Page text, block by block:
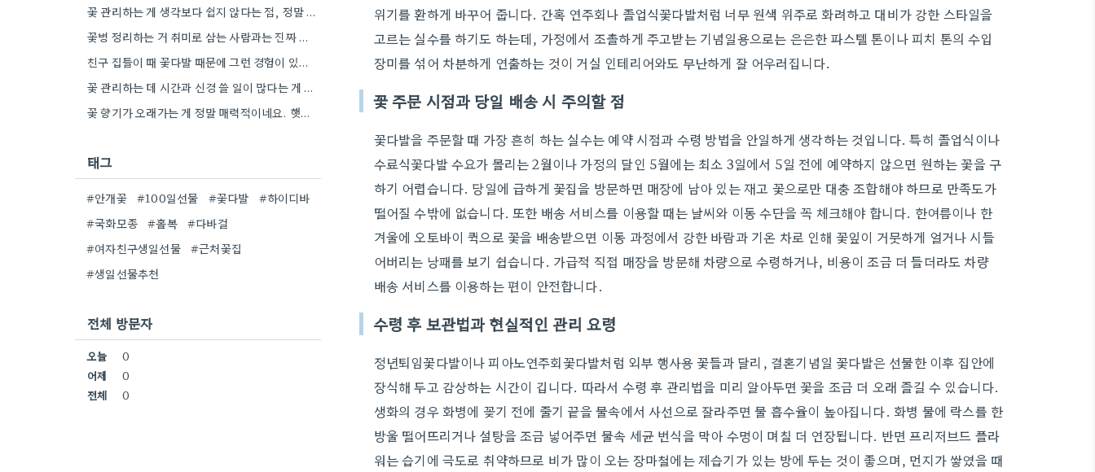
위기를 환하게 바꾸어 줍니다. 간혹 연주회나 졸업식꽃다발처럼 너무 원색 위주로 화려하고 대비가 강한 스타일을
고르는 실수를 하기도 하는데, 가정에서 조촐하게 주고받는 기념일용으로는 은은한 파스텔 톤이나 피치 톤의 수입
장미를 섞어 차분하게 연출하는 것이 거실 인테리어와도 무난하게 잘 어우러집니다.
꽃 주문 시점과 당일 배송 시 주의할 점
꽃다발을 주문할 때 가장 흔히 하는 실수는 예약 시점과 수령 방법을 안일하게 생각하는 것입니다. 특히 졸업식이나
수료식꽃다발 수요가 몰리는 2월이나 가정의 달인 5월에는 최소 3일에서 5일 전에 예약하지 않으면 원하는 꽃을 구
하기 어렵습니다. 당일에 급하게 꽃집을 방문하면 매장에 남아 있는 재고 꽃으로만 대충 조합해야 하므로 만족도가
떨어질 수밖에 없습니다. 또한 배송 서비스를 이용할 때는 날씨와 이동 수단을 꼭 체크해야 합니다. 한여름이나 한
겨울에 오토바이 퀵으로 꽃을 배송받으면 이동 과정에서 강한 바람과 기온 차로 인해 꽃잎이 거뭇하게 얼거나 시들
어버리는 낭패를 보기 쉽습니다. 가급적 직접 매장을 방문해 차량으로 수령하거나, 비용이 조금 더 들더라도 차량
배송 서비스를 이용하는 편이 안전합니다.
수령 후 보관법과 현실적인 관리 요령
정년퇴임꽃다발이나 피아노연주회꽃다발처럼 외부 행사용 꽃들과 달리, 결혼기념일 꽃다발은 선물한 이후 집안에
장식해 두고 감상하는 시간이 깁니다. 따라서 수령 후 관리법을 미리 알아두면 꽃을 조금 더 오래 즐길 수 있습니다.
생화의 경우 화병에 꽂기 전에 줄기 끝을 물속에서 사선으로 잘라주면 물 흡수율이 높아집니다. 화병 물에 락스를 한
방울 떨어뜨리거나 설탕을 조금 넣어주면 물속 세균 번식을 막아 수명이 며칠 더 연장됩니다. 반면 프리저브드 플라
워는 습기에 극도로 취약하므로 비가 많이 오는 장마철에는 제습기가 있는 방에 두는 것이 좋으며, 먼지가 쌓였을 때
꽃 관리하는 게 생각보다 쉽지 않다는 점, 정말 공감해요. 제 친구도 비슷한 경험을 했었거든요.
꽃병 정리하는 거 취미로 삼는 사람과는 진짜 많이 다르네요.
친구 집들이 때 꽃다발 때문에 그런 경험이 있었던 거 보니, 저도 비슷한 마음 먹었을 때…
꽃 관리하는 데 시간과 신경 쓸 일이 많다는 게 맞아서 조금 부담스럽게 느껴지네요.
꽃 향기가 오래가는 게 정말 매력적이네요. 햇빛이 강한 곳에 두면 보관 기간이 더 짧아질 것…
태그
#안개꽃 #100일선물 #꽃다발
#하이디바
#국화모종
#홀복
#다바걸
#여자친구생일선물
#근처꽃집
#생일선물추천
전체 방문자
오늘
0
어제
0
전체
0